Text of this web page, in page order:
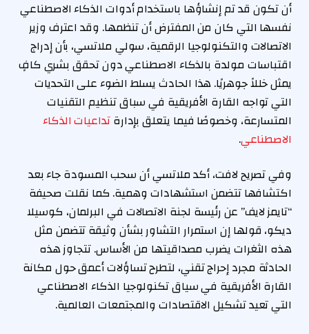
e
d
O
n
2
9
/
4
2
0
2
6
أن تكون قد تم إنشاؤها باستخدام أدوات الذكاء الاصطناعي
نفسها التي كان من المفترض أن تنظمها. وقد اعترف وزير
الاتصالات والتكنولوجيا الرقمية، سولي ملاتسي، بأن إدراج
اقتباسات مولدة بالذكاء الاصطناعي دون تحقق بشري كافٍ
يمثل خللاً جوهريًا. هذا الحادث يسلط الضوء على التحديات
التي تواجه القارة الأفريقية في سباق تنظيم التقنيات
المتسارعة، وخصوصًا فيما يتعلق بإدارةتداعيات الذكاء
الاصطناعي.
وفي تصريح لافت، أكد ملاتسي أن سحب المسودة جاء بعد
اكتشافها تتضمن استشهادات وهمية. كما نقلت صحيفة
“تايمز لايف” عن رئيسة لجنة الاتصالات في البرلمان، كوسيلا
ديكو، قولها إن استمرار التشاور بشأن وثيقة تتضمن مثل
هذه الثغرات يضرب مصداقيتها من الأساس. تتجاوز هذه
الحادثة مجرد إحراج تقني، لتطرح تساؤلات أعمق حول مكانة
القارة الأفريقية في سياق تكنولوجيا الذكاء الاصطناعي
التي تعيد تشكيل الاقتصادات والمجتمعات العالمية.